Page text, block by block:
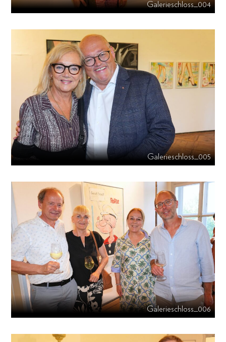
Galerieschloss_004
Galerieschloss_005
Galerieschloss_006